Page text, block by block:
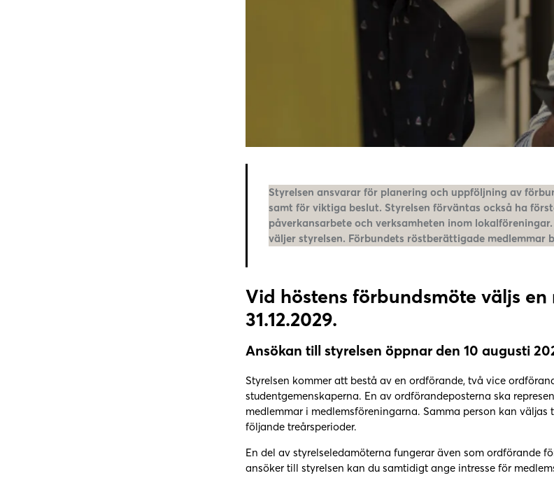
Styrelsen ansvarar för planering och uppföljning av
samt för viktiga beslut. Styrelsen förväntas också ha
påverkansarbete och verksamheten inom
väljer styrelsen. Förbundets röstberättigade medlemmar
Vid höstens förbundsmöte väljs en
31.12.2029.
Ansökan till styrelsen öppnar den 10 augusti
Styrelsen kommer att bestå av en ordförande, två vice
studentgemenskaperna. En av ordförandeposterna ska
medlemmar i medlemsföreningarna. Samma person kan
följande treårsperioder.
En del av styrelseledamöterna fungerar även som ordförande
ansöker till styrelsen kan du samtidigt ange intresse för